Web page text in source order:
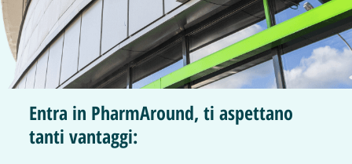
Entra in PharmAround, ti aspettano
tanti vantaggi: